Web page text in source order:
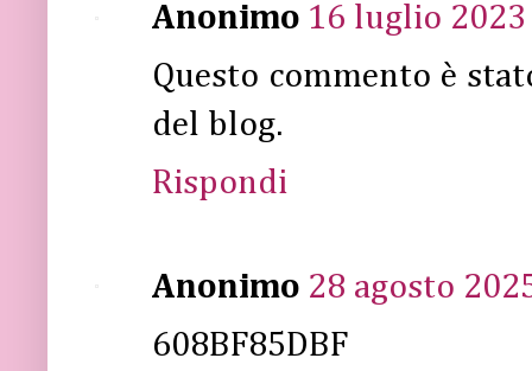
Anonimo 16 luglio
Questo commento è
del blog.
Rispondi
Anonimo 28 agosto
608BF85DBF